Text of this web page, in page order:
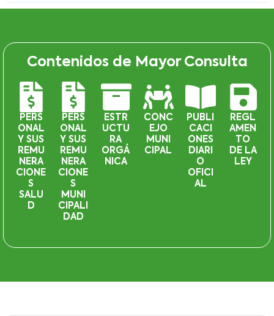
Contenidos de Mayor Consulta
PERS
ONAL
Y SUS
REMU
NERA
CIONE
S
SALU
D
PERS
ONAL
Y SUS
REMU
NERA
CIONE
S
MUNI
CIPALI
DAD
ESTR
UCTU
RA
ORGÁ
NICA
CONC
EJO
MUNI
CIPAL
PUBLI
CACI
ONES
DIARI
O
OFICI
AL
REGL
AMEN
TO
DE LA
LEY